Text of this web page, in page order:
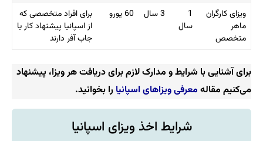
ویزای کارگران
ماهر
متخصص
1
سال
3 سال 60 یورو
برای افراد متخصصی که
از اسپانیا پیشنهاد کار یا
جاب آفر دارند
برای آشنایی با شرایط و مدارک لازم برای دریافت هر ویزا، پیشنهاد
می‌کنیم مقاله معرفی ویزاهای اسپانیا را بخوانید.
شرایط اخذ ویزای اسپانیا